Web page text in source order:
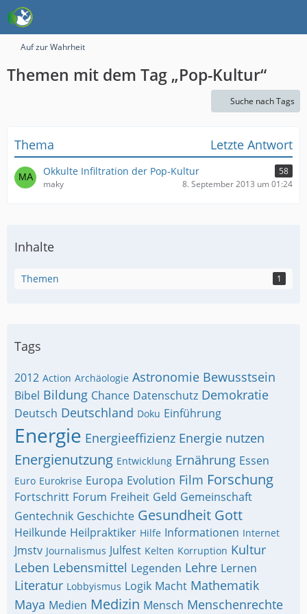
Auf zur Wahrheit
Themen mit dem Tag „Pop-Kultur“
Suche nach Tags
Thema Letzte Antwort
Okkulte Infiltration der Pop-Kultur
58
maky
8. September 2013 um 01:24
Inhalte
Themen 1
Tags
2012 Action Archäologie Astronomie Bewusstsein
Bibel Bildung Chance Datenschutz Demokratie
Deutsch Deutschland Doku Einführung
Energie Energieeffizienz Energie nutzen
Energienutzung Entwicklung Ernährung Essen
Euro Eurokrise Europa Evolution Film Forschung
Fortschritt Forum Freiheit Geld Gemeinschaft
Gentechnik Geschichte Gesundheit Gott
Heilkunde Heilpraktiker Hilfe Informationen Internet
Jmstv Journalismus Julfest Kelten Korruption Kultur
Leben Lebensmittel Legenden Lehre Lernen
Literatur Lobbyismus Logik Macht Mathematik
Maya Medien Medizin Mensch Menschenrechte